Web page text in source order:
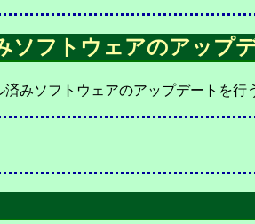
フトウェアのアップデ
みソフトウェアのアップデートを行